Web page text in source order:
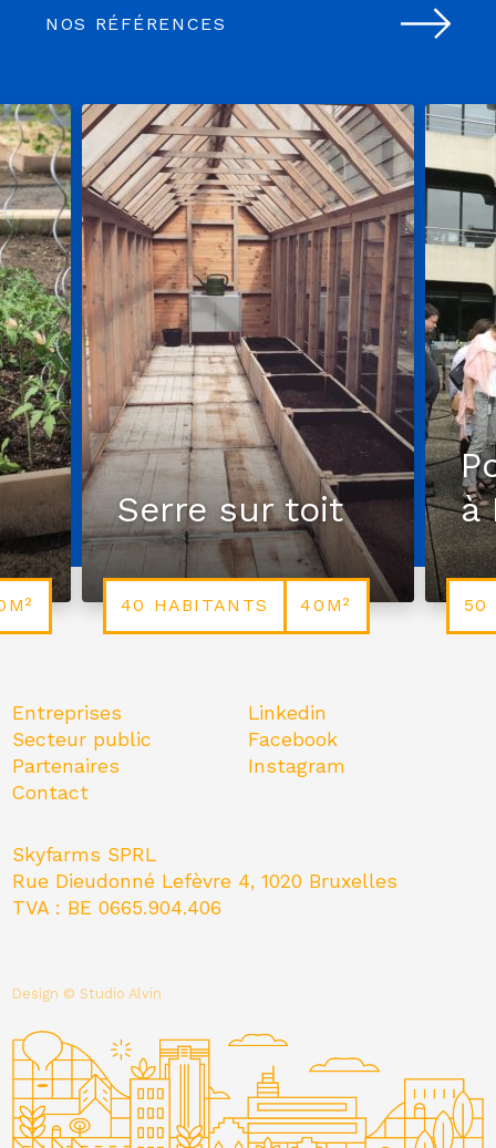
NOS RÉFÉRENCES
Serre sur toit
40 HABITANTS 40M²
à
50
Entreprises
Secteur public
Partenaires
Contact
Linkedin
Facebook
Instagram
Skyfarms SPRL
Rue Dieudonné Lefèvre 4, 1020 Bruxelles
TVA : BE 0665.904.406
Design © Studio Alvin
NL
EN